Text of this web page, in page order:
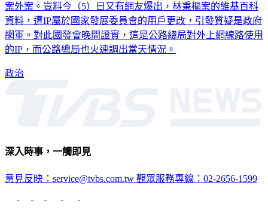
案外案。豈料今（5）日又有網友爆出，林秉樞案的維基百科
資料，遭IP屬於國家發展委員會的用戶更改，引發質疑是政府
網軍。對此國發會晚間證實，這是公路總局對外上網線路使用
的IP，而公路總局也火速調出當天情況。
政治
深入時事，一觸即見
意見反映：service@tvbs.com.tw 觀眾服務專線：02-2656-1599